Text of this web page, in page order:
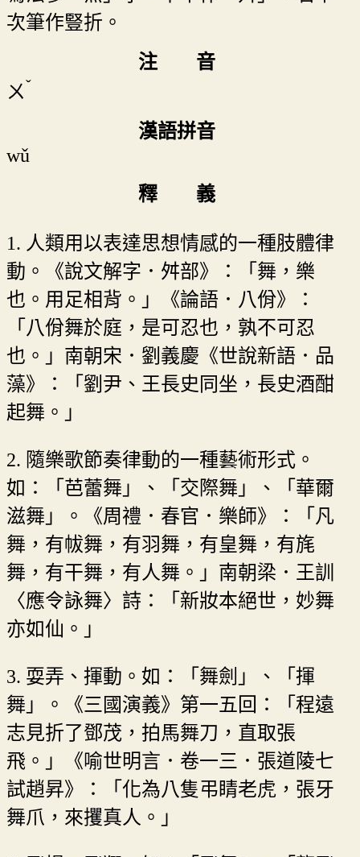
次筆作豎折。
注 音
ㄨˇ
漢語拼音
wǔ
釋 義
1. 人類用以表達思想情感的一種肢體律
動。《說文解字．舛部》：「舞，樂
也。用足相背。」《論語．八佾》：
「八佾舞於庭，是可忍也，孰不可忍
也。」南朝宋．劉義慶《世說新語．品
藻》：「劉尹、王長史同坐，長史酒酣
起舞。」
2. 隨樂歌節奏律動的一種藝術形式。
如：「芭蕾舞」、「交際舞」、「華爾
滋舞」。《周禮．春官．樂師》：「凡
舞，有帗舞，有羽舞，有皇舞，有旄
舞，有干舞，有人舞。」南朝梁．王訓
〈應令詠舞〉詩：「新妝本絕世，妙舞
亦如仙。」
3. 耍弄、揮動。如：「舞劍」、「揮
舞」。《三國演義》第一五回：「程遠
志見折了鄧茂，拍馬舞刀，直取張
飛。」《喻世明言．卷一三．張道陵七
試趙昇》：「化為八隻弔睛老虎，張牙
舞爪，來攫真人。」